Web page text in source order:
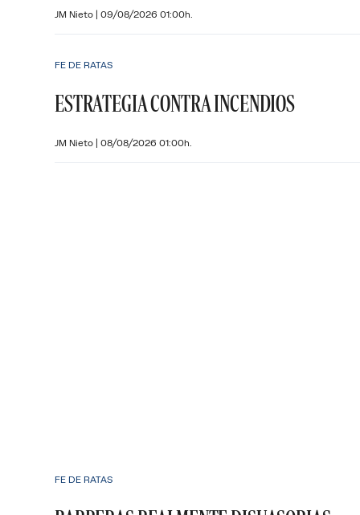
JM Nieto | 09/08/2026 01:00h.
FE DE RATAS
ESTRATEGIA CONTRA INCENDIOS
JM Nieto | 08/08/2026 01:00h.
FE DE RATAS